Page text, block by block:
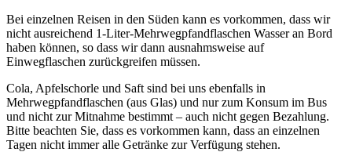
Bei einzelnen Reisen in den Süden kann es vorkommen, dass wir
nicht ausreichend 1-Liter-Mehrwegpfandflaschen Wasser an Bord
haben können, so dass wir dann ausnahmsweise auf
Einwegflaschen zurückgreifen müssen.
Cola, Apfelschorle und Saft sind bei uns ebenfalls in
Mehrwegpfandflaschen (aus Glas) und nur zum Konsum im Bus
und nicht zur Mitnahme bestimmt – auch nicht gegen Bezahlung.
Bitte beachten Sie, dass es vorkommen kann, dass an einzelnen
Tagen nicht immer alle Getränke zur Verfügung stehen.